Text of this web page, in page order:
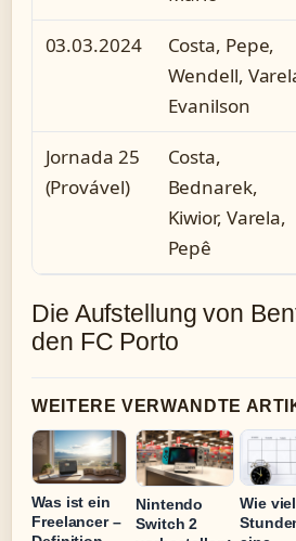
03.03.2024
Costa, Pepe,
Wendell,
Evanilson
Jornada 25
(Provável)
Costa,
Bednarek,
Kiwior, Varela,
Pepê
Die Aufstellung von
den FC Porto
WEITERE VERWANDTE
Was ist ein
Freelancer –
Nintendo
Switch 2
Wie